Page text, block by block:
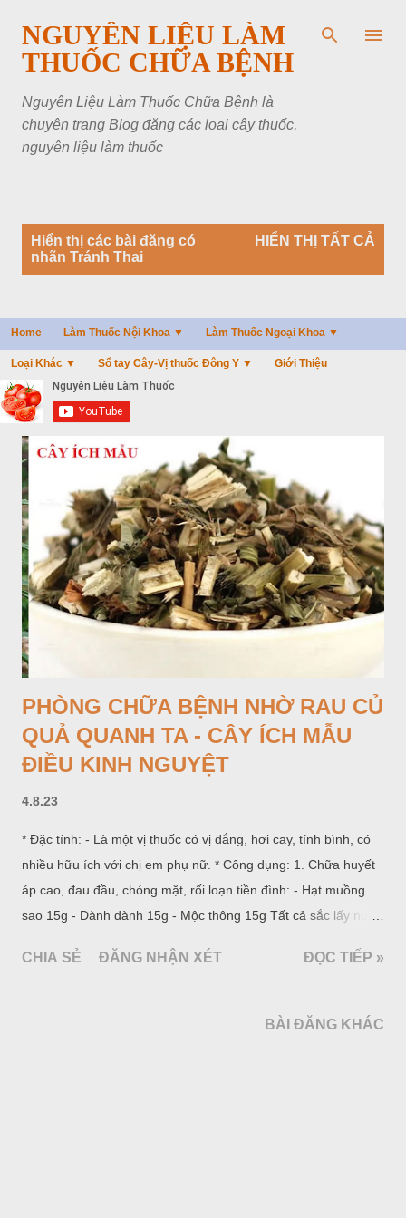
Chuyển đến nội dung chính
NGUYÊN LIỆU LÀM
THUỐC CHỮA BỆNH
Nguyên Liệu Làm Thuốc Chữa Bệnh là
chuyên trang Blog đăng các loại cây thuốc,
nguyên liệu làm thuốc
n
Hiển thị các bài đăng có
nhãn Tránh Thai
HIỂN THỊ TẤT CẢ
Home Làm Thuốc Nội Khoa ▼ Làm Thuốc Ngoại Khoa ▼
Loại Khác ▼ Sổ tay Cây-Vị thuốc Đông Y ▼ Giới Thiệu
PHÒNG CHỮA BỆNH NHỜ RAU CỦ
QUẢ QUANH TA - CÂY ÍCH MẪU
ĐIỀU KINH NGUYỆT
4.8.23
* Đặc tính: - Là một vị thuốc có vị đắng, hơi cay, tính bình, có
nhiều hữu ích với chị em phụ nữ. * Công dụng: 1. Chữa huyết
áp cao, đau đầu, chóng mặt, rối loạn tiền đình: - Hạt muồng
sao 15g - Dành dành 15g - Mộc thông 15g Tất cả sắc lấy nước
CHIA SẺ ĐĂNG NHẬN XÉT ĐỌC TIẾP »
BÀI ĐĂNG KHÁC